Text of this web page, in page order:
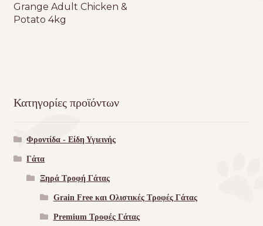
Grange Adult Chicken &
Potato 4kg
Κατηγορίες προϊόντων
Φροντίδα - Είδη Υγιεινής
Γάτα
Ξηρά Τροφή Γάτας
Grain Free και Ολιστικές Τροφές Γάτας
Premium Τροφές Γάτας